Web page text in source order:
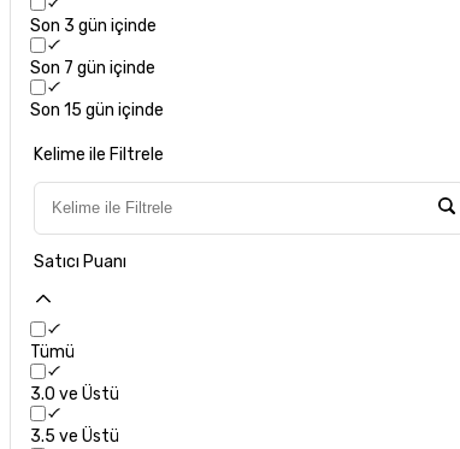
Son 3 gün içinde
Son 7 gün içinde
Son 15 gün içinde
Kelime ile Filtrele
Satıcı Puanı
Tümü
3.0 ve Üstü
3.5 ve Üstü